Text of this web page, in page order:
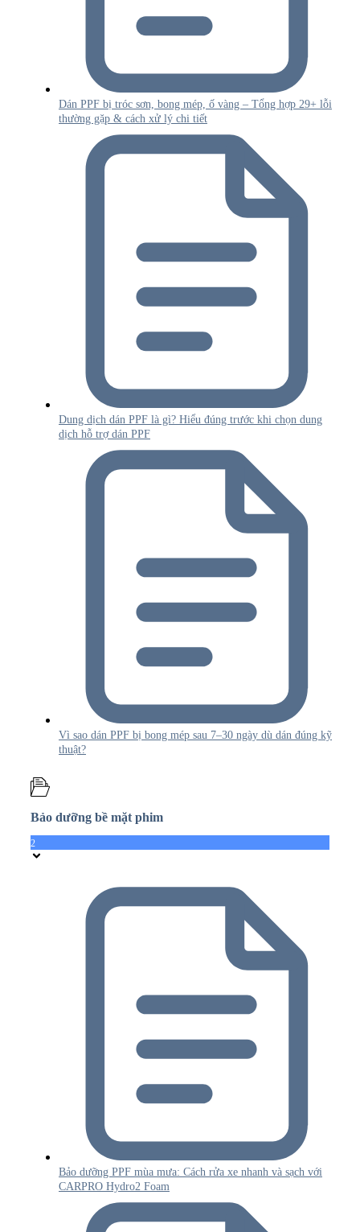
Dán PPF bị tróc sơn, bong mép, ố vàng – Tổng hợp 29+ lỗi
thường gặp & cách xử lý chi tiết
Dung dịch dán PPF là gì? Hiểu đúng trước khi chọn dung
dịch hỗ trợ dán PPF
Vì sao dán PPF bị bong mép sau 7–30 ngày dù dán đúng kỹ
thuật?
Bảo dưỡng bề mặt phim
2
Bảo dưỡng PPF mùa mưa: Cách rửa xe nhanh và sạch với
CARPRO Hydro2 Foam